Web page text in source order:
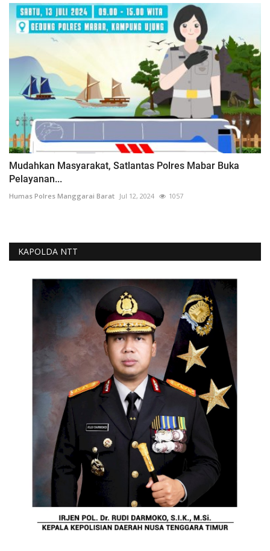
Mudahkan Masyarakat, Satlantas Polres Mabar Buka
Pelayanan...
Humas Polres Manggarai Barat Jul 12, 2024 1057
KAPOLDA NTT